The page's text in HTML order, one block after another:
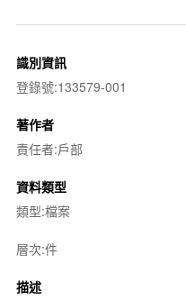
識別資訊
登錄號:133579-001
著作者
責任者:戶部
資料類型
類型:檔案
層次:件
描述